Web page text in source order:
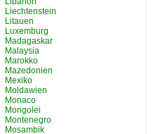
Liechtenstein
Litauen
Luxemburg
Madagaskar
Malaysia
Marokko
Mazedonien
Mexiko
Moldawien
Monaco
Mongolei
Montenegro
Mosambik